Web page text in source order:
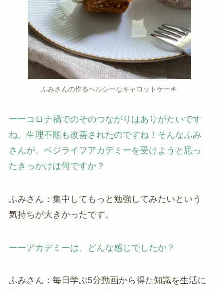
ふみさんの作るヘルシーなキャロットケーキ
ーーコロナ禍でのそのつながりはありがたいです
ね。生理不順も改善されたのですね！そんなふみ
さんが、ベジライフアカデミーを受けようと思っ
たきっかけは何ですか？
ふみさん：集中してもっと勉強してみたいという
気持ちが大きかったです。
ーーアカデミーは、どんな感じでしたか？
ふみさん：毎日学ぶ5分動画から得た知識を生活に